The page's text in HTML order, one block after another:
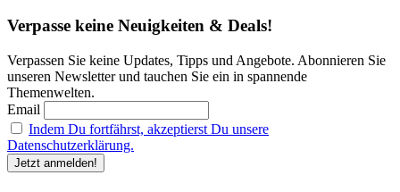
Verpasse keine Neuigkeiten & Deals!
Verpassen Sie keine Updates, Tipps und Angebote. Abonnieren Sie
unseren Newsletter und tauchen Sie ein in spannende
Themenwelten.
Email
Indem Du fortfährst, akzeptierst Du unsere
Datenschutzerklärung.